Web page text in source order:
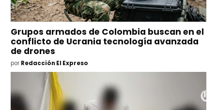
Grupos armados de Colombia buscan en el
conflicto de Ucrania tecnología avanzada
de drones
por Redacción El Expreso